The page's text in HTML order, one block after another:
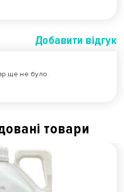
Добавити вiдгук
ще не було.
товари